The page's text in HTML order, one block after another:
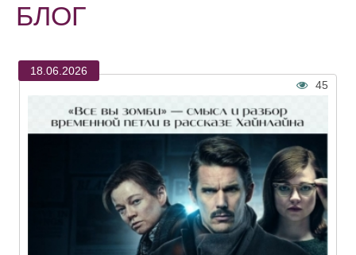
БЛОГ
18.06.2026
45